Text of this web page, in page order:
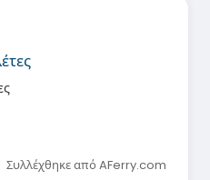
Συλλέχθηκε από AFerry.com